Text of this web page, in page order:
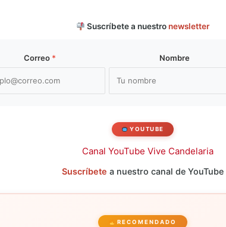
Suscríbete a nuestro newsletter
Correo * Nombre
YOUTUBE
Suscríbete a nuestro canal de YouTube
RECOMENDADO